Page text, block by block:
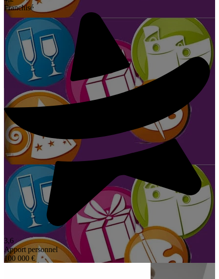
Franchisé
3,6
Apport personnel
100 000 €